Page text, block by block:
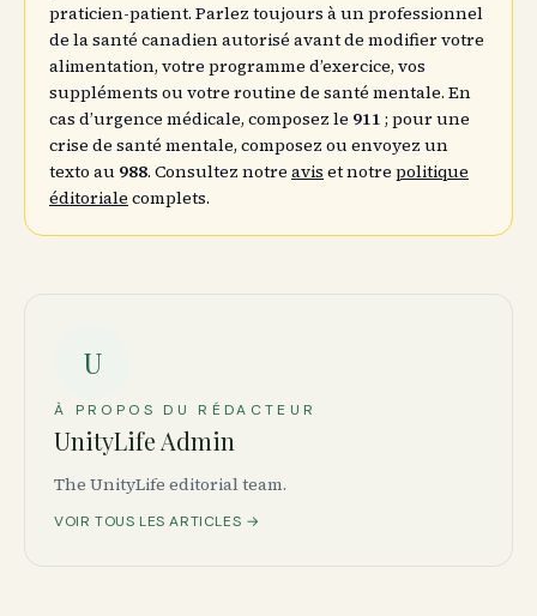
praticien-patient. Parlez toujours à un professionnel
de la santé canadien autorisé avant de modifier votre
alimentation, votre programme d’exercice, vos
suppléments ou votre routine de santé mentale. En
cas d’urgence médicale, composez le 911 ; pour une
crise de santé mentale, composez ou envoyez un
texto au 988. Consultez notre avis et notre politique
éditoriale complets.
U
À PROPOS DU RÉDACTEUR
UnityLife Admin
The UnityLife editorial team.
VOIR TOUS LES ARTICLES →